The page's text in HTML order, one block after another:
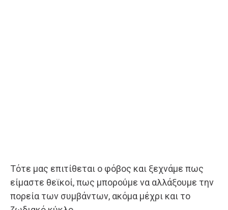
Τότε μας επιτίθεται ο φόβος και ξεχνάμε πως
είμαστε θεϊκοί, πως μπορούμε να αλλάξουμε την
πορεία των συμβάντων, ακόμα μέχρι και το